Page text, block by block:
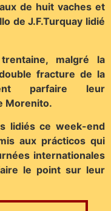
de huit vaches et
de J.F.Turquay lidié
malgré la
fracture de la
parfaire leur
Morenito.
lidiés ce week-end
aux prácticos qui
internationales
le point sur leur